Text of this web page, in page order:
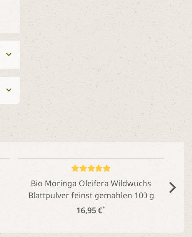
vital-Messlöffel weiss aus
Bio Moringa Oleifera Wildwuchs
Blattpulver feinst gemahlen 100 g
16,95 €*